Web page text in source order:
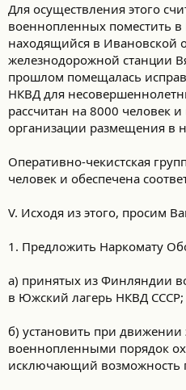
Для осуществления этого
военнопленных поместить в
находящийся в Ивановской
железнодорожной станции
прошлом помещалась
НКВД для
рассчитан на 8000 человек
организации размещения в
Оперативно-чекистская
человек и обеспечена
V. Исходя из этого, просим
1. Предложить Наркомату
а) принятых из Финляндии
в Южский лагерь НКВД СССР;
б) установить при
военнопленными порядок
исключающий возможность